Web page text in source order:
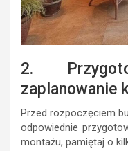
2.
zaplanowanie
Przed rozpoczęciem
odpowiednie
montażu, pamiętaj o